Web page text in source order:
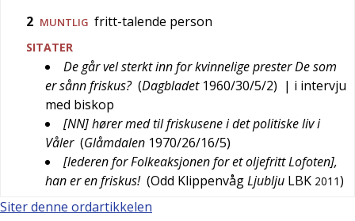
2 MUNTLIG fritt-talende person
SITATER
De går vel sterkt inn for kvinnelige prester De som
er sånn friskus? (Dagbladet 1960/30/5/2) | i intervju
med biskop
[NN] hører med til friskusene i det politiske liv i
Våler (Glåmdalen 1970/26/16/5)
[lederen for Folkeaksjonen for et oljefritt Lofoten],
han er en friskus! (Odd KlippenvågLjublju LBK 2011)
Siter denne ordartikkelen